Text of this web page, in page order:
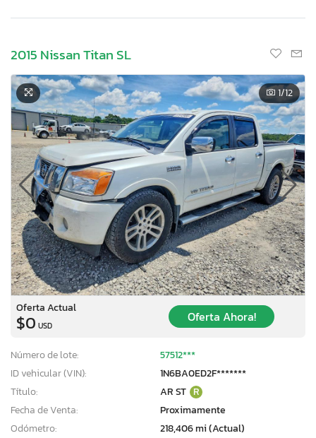
2015 Nissan Titan SL
1/12
Oferta Actual
$0 USD
Oferta Ahora!
Número de lote:
57512***
ID vehicular (VIN):
1N6BA0ED2F*******
Título:
AR ST R
Fecha de Venta:
Proximamente
Odómetro:
218,406 mi (Actual)